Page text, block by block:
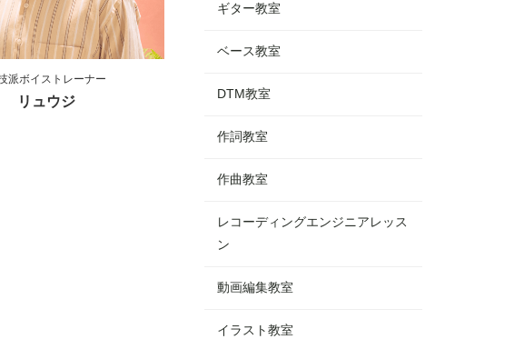
派ボイストレーナー
リュウジ
ギター教室
ベース教室
DTM教室
作詞教室
作曲教室
レコーディングエンジニアレッス
ン
動画編集教室
イラスト教室